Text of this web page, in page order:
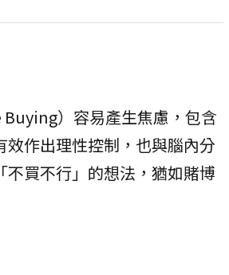
）容易產生焦慮，包含
作出理性控制，也與腦內分
買不行」的想法，猶如賭博